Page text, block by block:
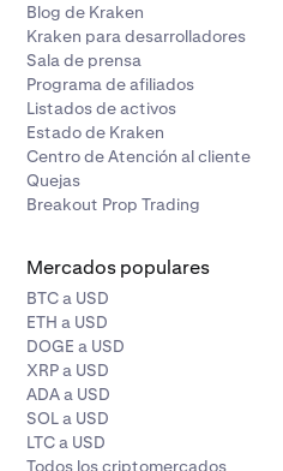
Blog de Kraken
Kraken para desarrolladores
Sala de prensa
Programa de afiliados
Listados de activos
Estado de Kraken
Centro de Atención al cliente
Quejas
Breakout Prop Trading
Mercados populares
BTC a USD
ETH a USD
DOGE a USD
XRP a USD
ADA a USD
SOL a USD
LTC a USD
Todos los criptomercados